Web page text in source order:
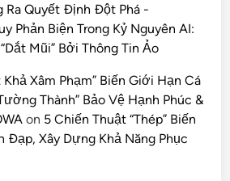
Ra Quyết Định Đột Phá -
Phản Biện Trong Kỷ Nguyên AI:
Mũi” Bởi Thông Tin Ảo
Xâm Phạm” Biến Giới Hạn Cá
Thành” Bảo Vệ Hạnh Phúc &
on 5 Chiến Thuật “Thép” Biến
Đạp, Xây Dựng Khả Năng Phục